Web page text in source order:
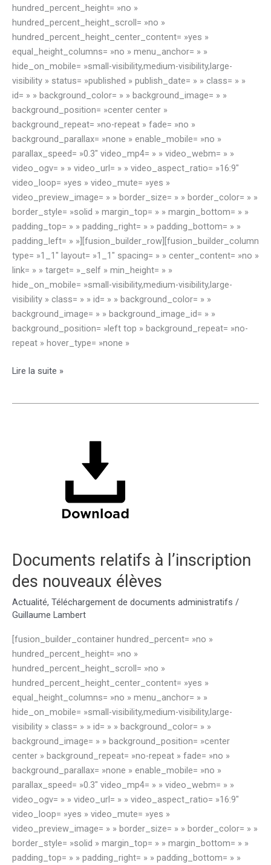
hundred_percent_height= »no »
hundred_percent_height_scroll= »no »
hundred_percent_height_center_content= »yes »
equal_height_columns= »no » menu_anchor= » »
hide_on_mobile= »small-visibility,medium-visibility,large-
visibility » status= »published » publish_date= » » class= » »
id= » » background_color= » » background_image= » »
background_position= »center center »
background_repeat= »no-repeat » fade= »no »
background_parallax= »none » enable_mobile= »no »
parallax_speed= »0.3″ video_mp4= » » video_webm= » »
video_ogv= » » video_url= » » video_aspect_ratio= »16:9″
video_loop= »yes » video_mute= »yes »
video_preview_image= » » border_size= » » border_color= » »
border_style= »solid » margin_top= » » margin_bottom= » »
padding_top= » » padding_right= » » padding_bottom= » »
padding_left= » »][fusion_builder_row][fusion_builder_column
type= »1_1″ layout= »1_1″ spacing= » » center_content= »no »
link= » » target= »_self » min_height= » »
hide_on_mobile= »small-visibility,medium-visibility,large-
visibility » class= » » id= » » background_color= » »
background_image= » » background_image_id= » »
background_position= »left top » background_repeat= »no-
repeat » hover_type= »none »
Dossier
Lire la suite »
Documents relatifs à l’inscription
des nouveaux élèves
Actualité, Téléchargement de documents administratifs /
Guillaume Lambert
[fusion_builder_container hundred_percent= »no »
hundred_percent_height= »no »
hundred_percent_height_scroll= »no »
hundred_percent_height_center_content= »yes »
equal_height_columns= »no » menu_anchor= » »
hide_on_mobile= »small-visibility,medium-visibility,large-
visibility » class= » » id= » » background_color= » »
background_image= » » background_position= »center
center » background_repeat= »no-repeat » fade= »no »
background_parallax= »none » enable_mobile= »no »
parallax_speed= »0.3″ video_mp4= » » video_webm= » »
video_ogv= » » video_url= » » video_aspect_ratio= »16:9″
video_loop= »yes » video_mute= »yes »
video_preview_image= » » border_size= » » border_color= » »
border_style= »solid » margin_top= » » margin_bottom= » »
padding_top= » » padding_right= » » padding_bottom= » »